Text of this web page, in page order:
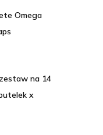
Omega
na 14
x